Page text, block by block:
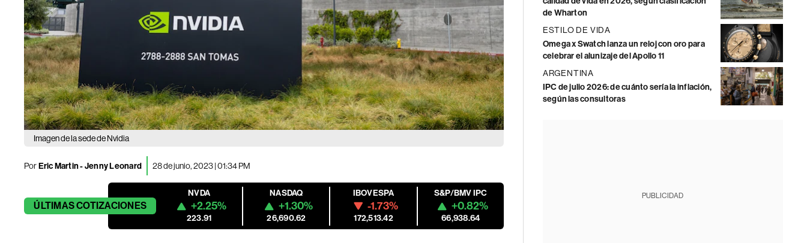
Imagen de la sede de Nvidia
PorEric Martin - Jenny Leonard 28 de junio, 2023 | 01:34 PM
ÚLTIMASCOTIZACIONES
NVDA
+2.25%
223.91
NASDAQ
+1.30%
26,690.62
IBOVESPA
-1.73%
172,513.42
S&P/BMV IPC
+0.82%
66,938.64
de Wharton
ESTILO DE VIDA
Omega x Swatch lanza un reloj con oro para
celebrar el alunizaje del Apollo 11
ARGENTINA
IPC de julio 2026: de cuánto sería la inflación,
según las consultoras
PUBLICIDAD